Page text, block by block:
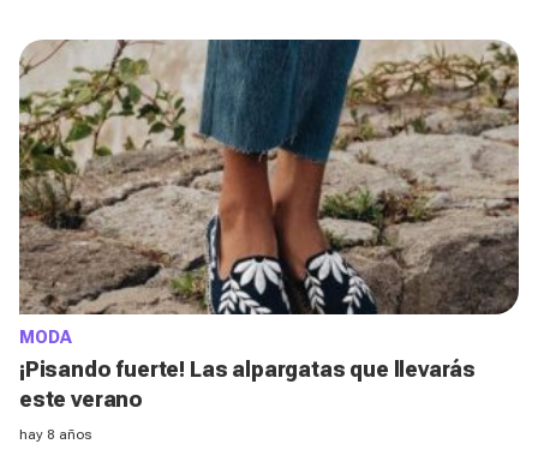
MODA
¡Pisando fuerte! Las alpargatas que llevarás
este verano
hay 8 años